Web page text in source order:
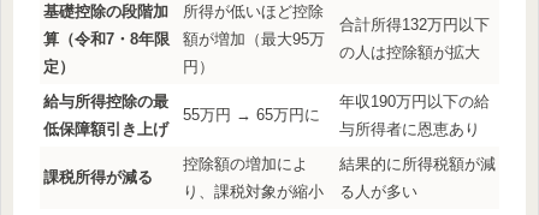
基礎控除の段階加
算（令和7・8年限
定）
所得が低いほど控除
額が増加（最大95万
円）
合計所得132万円以下
の人は控除額が拡大
給与所得控除の最
低保障額引き上げ
55万円 → 65万円に
年収190万円以下の給
与所得者に恩恵あり
課税所得が減る
控除額の増加によ
り、課税対象が縮小
結果的に所得税額が減
る人が多い